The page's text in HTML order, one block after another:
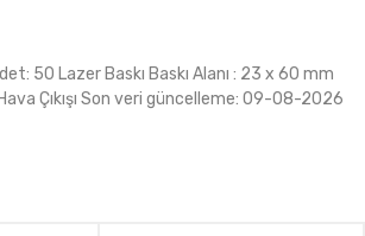
50 Lazer Baskı Baskı Alanı : 23 x 60 mm
Çıkışı Son veri güncelleme: 09-08-2026